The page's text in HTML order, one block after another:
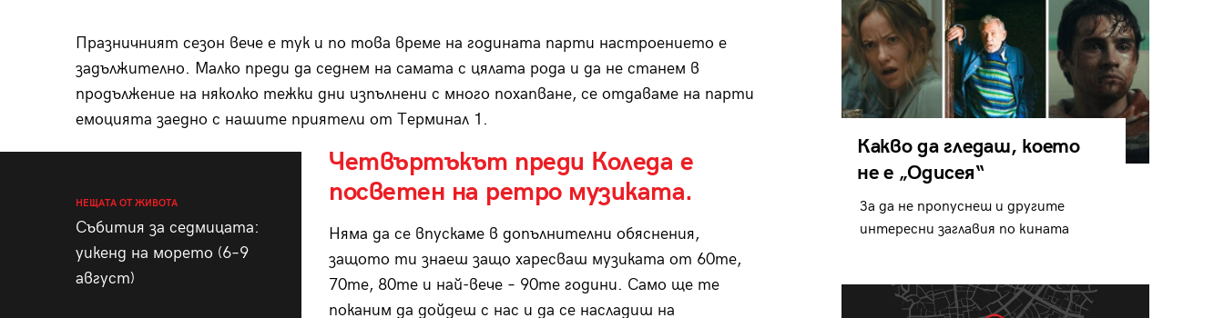
Празничният сезон вече е тук и по това време на годината парти настроението е
задължително. Малко преди да седнем на самата с цялата рода и да не станем в
продължение на няколко тежки дни изпълнени с много похапване, се отдаваме на парти
емоцията заедно с нашите приятели от Терминал 1.
НЕЩАТА ОТ ЖИВОТА
Събития за седмицата:
уикенд на морето (6–9
август)
Четвъртъкът преди Коледа е
посветен на ретро музиката.
Няма да се впускаме в допълнителни обяснения,
защото ти знаеш защо харесваш музиката от 60те,
70те, 80те и най-вече – 90те години. Само ще те
поканим да дойдеш с нас и да се насладиш на
Какво да гледаш, което
не е „Одисея“
За да не пропуснеш и другите
интересни заглавия по кината